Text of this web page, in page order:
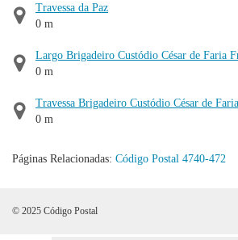
Travessa da Paz
0 m
Largo Brigadeiro Custódio César de Faria
0 m
Travessa Brigadeiro Custódio César de
0 m
Páginas Relacionadas: Código Postal 4740-472
© 2025 Código Postal